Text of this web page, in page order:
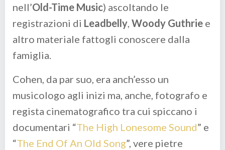
nell’Old-Time Music) ascoltando le
registrazioni di Leadbelly, Woody Guthrie e
altro materiale fattogli conoscere dalla
famiglia.
Cohen, da par suo, era anch’esso un
musicologo agli inizi ma, anche, fotografo e
regista cinematografico tra cui spiccano i
documentari “The High Lonesome Sound” e
“The End Of An Old Song”, vere pietre